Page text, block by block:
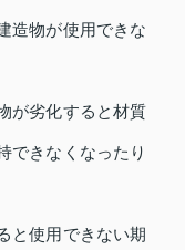
造物が使用できな
が劣化すると材質
できなくなったり
と使用できない期